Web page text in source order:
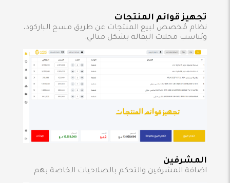
تجهيز قوائم المنتجات
نظام مُخصص لبيع المنتجات عن طريق مسح الباركود،
ويُناسب محلات البقالة بشكل مثالي.
المشرفين
اضافة المشرفين والتحكم بالصلاحيات الخاصة بهم